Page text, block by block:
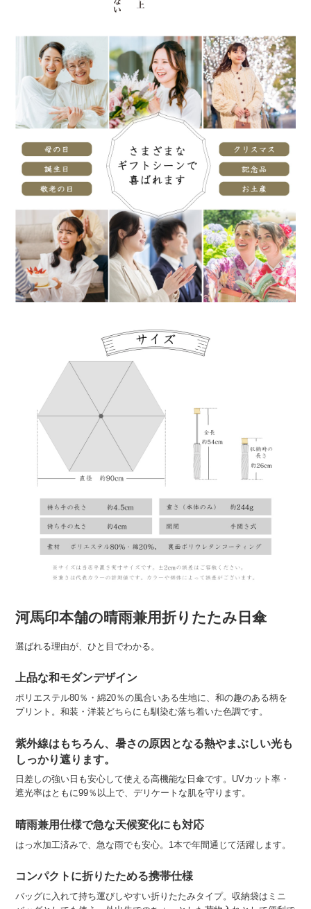
河馬印本舗の晴雨兼用折りたたみ日傘
選ばれる理由が、ひと目でわかる。
上品な和モダンデザイン
ポリエステル80％・綿20％の風合いある生地に、和の趣のある柄を
プリント。和装・洋装どちらにも馴染む落ち着いた色調です。
紫外線はもちろん、暑さの原因となる熱やまぶしい光も
しっかり遮ります。
日差しの強い日も安心して使える高機能な日傘です。UVカット率・
遮光率はともに99％以上で、デリケートな肌を守ります。
晴雨兼用仕様で急な天候変化にも対応
はっ水加工済みで、急な雨でも安心。1本で年間通じて活躍します。
コンパクトに折りたためる携帯仕様
バッグに入れて持ち運びしやすい折りたたみタイプ。収納袋はミニ